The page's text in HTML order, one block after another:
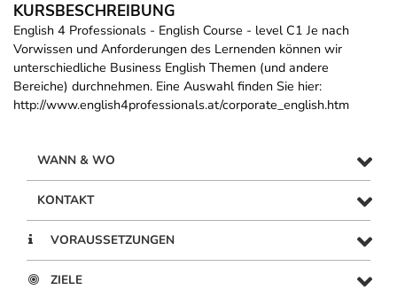
KURSBESCHREIBUNG
English 4 Professionals - English Course - level C1 Je nach
Vorwissen und Anforderungen des Lernenden können wir
unterschiedliche Business English Themen (und andere
Bereiche) durchnehmen. Eine Auswahl finden Sie hier:
http://www.english4professionals.at/corporate_english.htm
WANN & WO
KONTAKT
VORAUSSETZUNGEN
ZIELE